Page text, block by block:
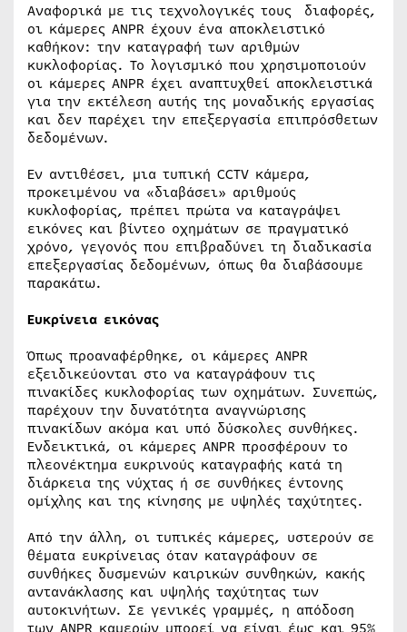
Αναφορικά με τις τεχνολογικές τους διαφορές,
οι κάμερες ANPR έχουν ένα αποκλειστικό
καθήκον: την καταγραφή των αριθμών
κυκλοφορίας. Το λογισμικό που χρησιμοποιούν
οι κάμερες ANPR έχει αναπτυχθεί αποκλειστικά
για την εκτέλεση αυτής της μοναδικής εργασίας
και δεν παρέχει την επεξεργασία επιπρόσθετων
δεδομένων.
Εν αντιθέσει, μια τυπική CCTV κάμερα,
προκειμένου να «διαβάσει» αριθμούς
κυκλοφορίας, πρέπει πρώτα να καταγράψει
εικόνες και βίντεο οχημάτων σε πραγματικό
χρόνο, γεγονός που επιβραδύνει τη διαδικασία
επεξεργασίας δεδομένων, όπως θα διαβάσουμε
παρακάτω.
Ευκρίνεια εικόνας
Όπως προαναφέρθηκε, οι κάμερες ANPR
εξειδικεύονται στο να καταγράφουν τις
πινακίδες κυκλοφορίας των οχημάτων. Συνεπώς,
παρέχουν την δυνατότητα αναγνώρισης
πινακίδων ακόμα και υπό δύσκολες συνθήκες.
Ενδεικτικά, οι κάμερες ANPR προσφέρουν το
πλεονέκτημα ευκρινούς καταγραφής κατά τη
διάρκεια της νύχτας ή σε συνθήκες έντονης
ομίχλης και της κίνησης με υψηλές ταχύτητες.
Από την άλλη, οι τυπικές κάμερες, υστερούν σε
θέματα ευκρίνειας όταν καταγράφουν σε
συνθήκες δυσμενών καιρικών συνθηκών, κακής
αντανάκλασης και υψηλής ταχύτητας των
αυτοκινήτων. Σε γενικές γραμμές, η απόδοση